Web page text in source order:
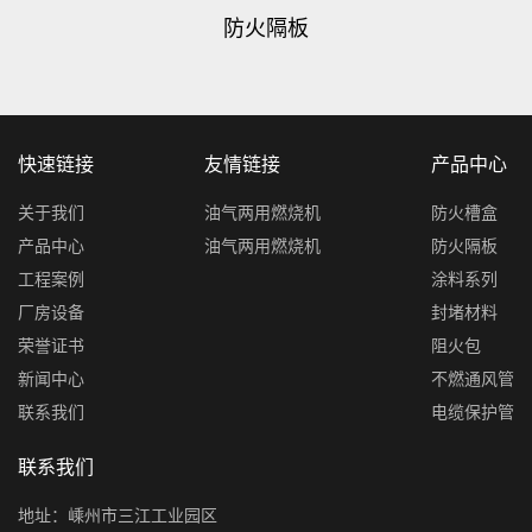
防火隔板
快速链接
关于我们
产品中心
工程案例
厂房设备
荣誉证书
新闻中心
联系我们
友情链接
油气两用燃烧机
油气两用燃烧机
产品中心
防火槽盒
防火隔板
涂料系列
封堵材料
阻火包
不燃通风管
电缆保护管
联系我们
地址：嵊州市三江工业园区